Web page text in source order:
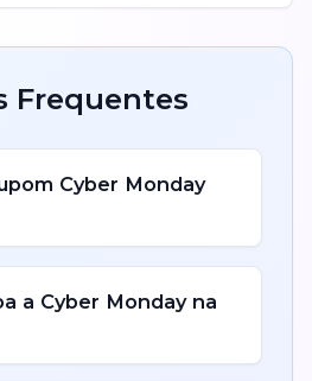
Frequentes
Cyber Monday
a Cyber Mondayna